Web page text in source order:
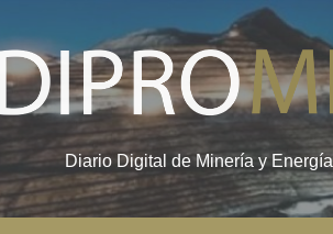
Diario Digital de Minería y Energía